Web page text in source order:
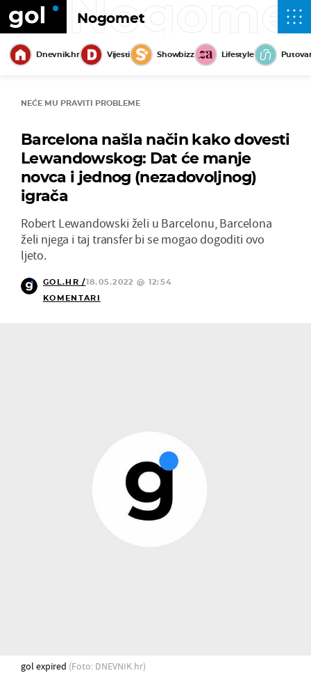
Nogomet
Dnevnik.hr Vijesti Showbizz Lifestyle
NEĆE MU PRAVITI PROBLEME
Barcelona našla način kako dovesti
Lewandowskog: Dat će manje
novca i jednog (nezadovoljnog)
igrača
Robert Lewandowski želi u Barcelonu, Barcelona
želi njega i taj transfer bi se mogao dogoditi ovo
ljeto.
GOL.HR /18.05.2022 @ 12:54
KOMENTARI
gol expired (Foto: DNEVNIK.hr)